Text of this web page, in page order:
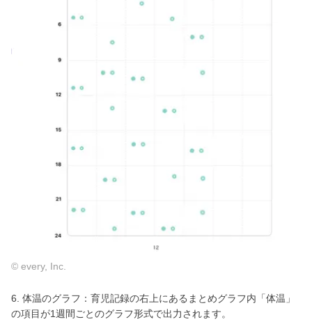
© every, Inc.
6. 体温のグラフ：育児記録の右上にあるまとめグラフ内「体温」
の項目が1週間ごとのグラフ形式で出力されます。